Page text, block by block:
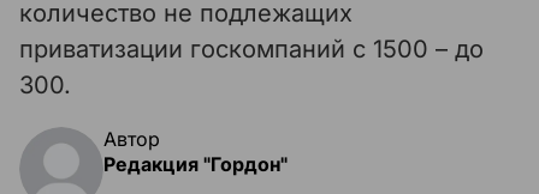
количество не подлежащих
приватизации госкомпаний с 1500 – до
300.
Автор
Редакция "Гордон"